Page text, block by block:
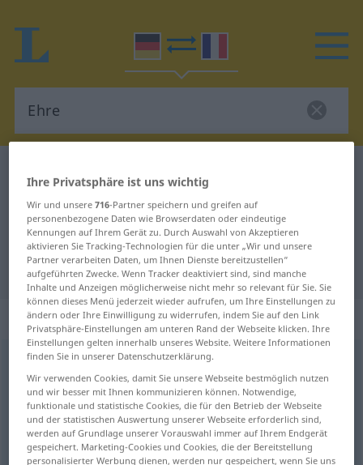
Deutsch-Französisch Übersetzung
für "Ehre"
"Ehre" Französisch Übersetzung
„Ehre“: Femininum
Ehre [ˈeːrə]f <Ehre ;Ehren>
Übersicht aller Übersetzungen
(Für mehr Details die Übersetzung anklicken/antippen)
honneur
Ihre Privatsphäre ist uns wichtig
Wir und unsere716-Partner speichern und greifen auf
personenbezogene Daten wie Browserdaten oder eindeutige
Kennungen auf Ihrem Gerät zu. Durch Auswahl von Akzeptieren
aktivieren Sie Tracking-Technologien für die unter „Wir und unsere
Partner verarbeiten Daten, um Ihnen Dienste bereitzustellen“
aufgeführten Zwecke. Wenn Tracker deaktiviert sind, sind manche
Inhalte und Anzeigen möglicherweise nicht mehr so relevant für Sie. Sie
können dieses Menü jederzeit wieder aufrufen, um Ihre Einstellungen zu
ändern oder Ihre Einwilligung zu widerrufen, indem Sie auf den Link
Privatsphäre-Einstellungen am unteren Rand der Webseite klicken. Ihre
Einstellungen gelten innerhalb unseres Website. Weitere Informationen
finden Sie in unserer Datenschutzerklärung.
Wir verwenden Cookies, damit Sie unsere Webseite bestmöglich nutzen
und wir besser mit Ihnen kommunizieren können. Notwendige,
funktionale und statistische Cookies, die für den Betrieb der Webseite
und der statistischen Auswertung unserer Webseite erforderlich sind,
werden auf Grundlage unserer Vorauswahl immer auf Ihrem Endgerät
gespeichert. Marketing-Cookies und Cookies, die der Bereitstellung
personalisierter Werbung dienen, werden nur gespeichert, wenn Sie uns